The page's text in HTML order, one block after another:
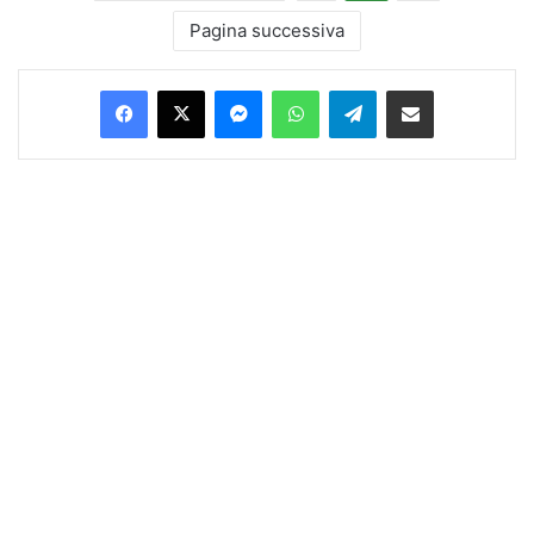
Pagina successiva
Facebook
X MessengerWhatsAppTelegramCondividi via Email